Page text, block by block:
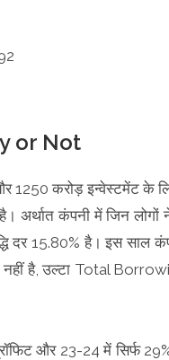
or Not
और 1250 करोड़
अर्थात कंपनी में जिन
दर 15.80% है। इस साल
नहीं है, उल्टा Total
और 23-24 में सिर्फ